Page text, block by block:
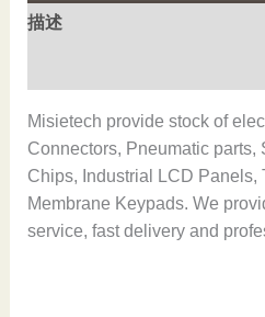
original,In
量
描述
Misietech provide stock of
Connectors, Pneumatic parts,
Chips, Industrial LCD Panels,
Membrane Keypads. We
service, fast delivery and